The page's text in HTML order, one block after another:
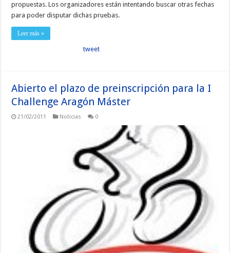
propuestas. Los organizadores están intentando buscar otras fechas
para poder disputar dichas pruebas.
Leer más »
tweet
Abierto el plazo de preinscripción para la I
Challenge Aragón Máster
21/02/2011 Noticias 0